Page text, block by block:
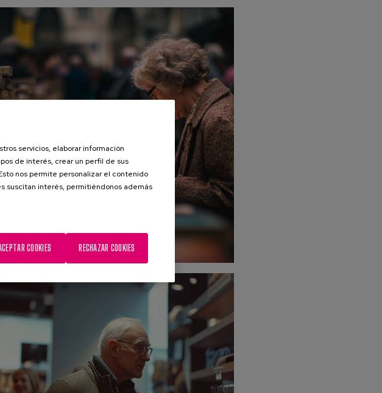
servicios, elaborar información
de interés, crear un perfil de sus
nos permite personalizar el contenido
suscitan interés, permitiéndonos además
RECHAZAR COOKIES
COOKIES